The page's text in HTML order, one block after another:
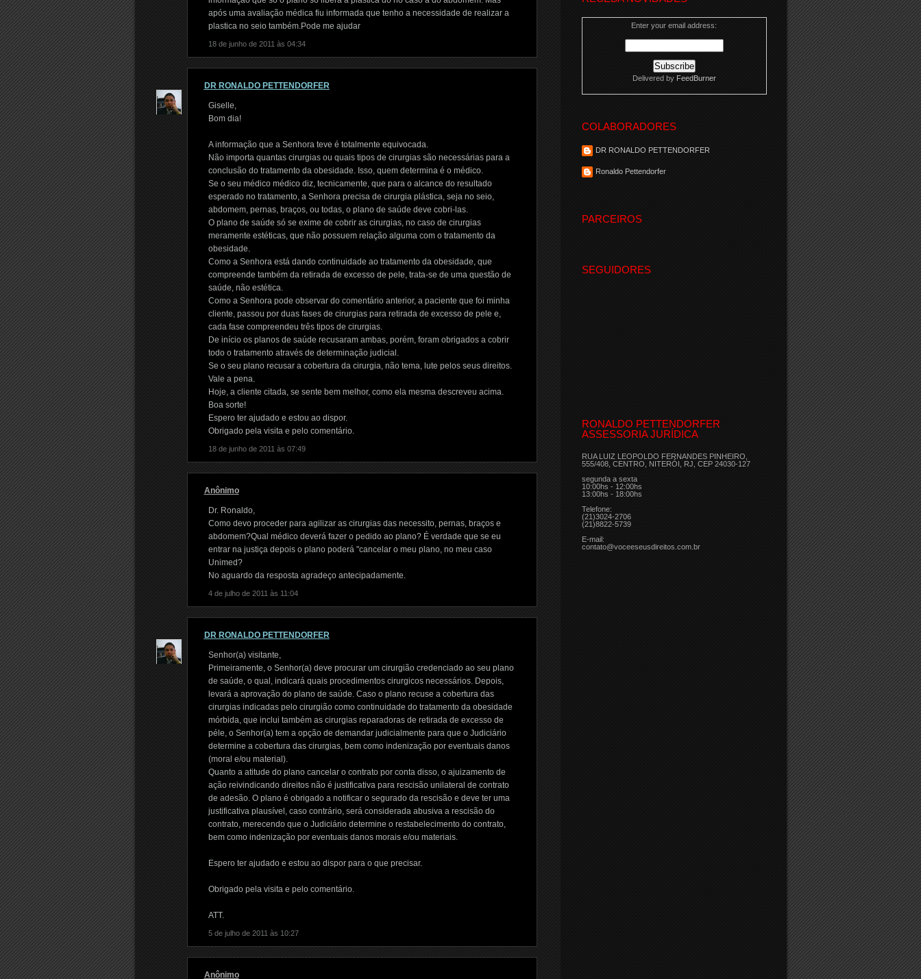
após uma avaliação médica fiu informada que tenho a necessidade de realizar a
plastica no seio também.Pode me ajudar
18 de junho de 2011 às 04:34
DR RONALDO PETTENDORFER
Giselle,
Bom dia!
A informação que a Senhora teve é totalmente equivocada.
Não importa quantas cirurgias ou quais tipos de cirurgias são necessárias para a
conclusão do tratamento da obesidade. Isso, quem determina é o médico.
Se o seu médico médico diz, tecnicamente, que para o alcance do resultado
esperado no tratamento, a Senhora precisa de cirurgia plástica, seja no seio,
abdomem, pernas, braços, ou todas, o plano de saúde deve cobri-las.
O plano de saúde só se exime de cobrir as cirurgias, no caso de cirurgias
meramente estéticas, que não possuem relação alguma com o tratamento da
obesidade.
Como a Senhora está dando continuidade ao tratamento da obesidade, que
compreende também da retirada de excesso de pele, trata-se de uma questão de
saúde, não estética.
Como a Senhora pode observar do comentário anterior, a paciente que foi minha
cliente, passou por duas fases de cirurgias para retirada de excesso de pele e,
cada fase compreendeu três tipos de cirurgias.
De início os planos de saúde recusaram ambas, porém, foram obrigados a cobrir
todo o tratamento através de determinação judicial.
Se o seu plano recusar a cobertura da cirurgia, não tema, lute pelos seus direitos.
Vale a pena.
Hoje, a cliente citada, se sente bem melhor, como ela mesma descreveu acima.
Boa sorte!
Espero ter ajudado e estou ao dispor.
Obrigado pela visita e pelo comentário.
18 de junho de 2011 às 07:49
Anônimo
Dr. Ronaldo,
Como devo proceder para agilizar as cirurgias das necessito, pernas, braços e
abdomem?Qual médico deverá fazer o pedido ao plano? É verdade que se eu
entrar na justiça depois o plano poderá "cancelar o meu plano, no meu caso
Unimed?
No aguardo da resposta agradeço antecipadamente.
4 de julho de 2011 às 11:04
DR RONALDO PETTENDORFER
Senhor(a) visitante,
Primeiramente, o Senhor(a) deve procurar um cirurgião credenciado ao seu plano
de saúde, o qual, indicará quais procedimentos cirurgicos necessários. Depois,
levará a aprovação do plano de saúde. Caso o plano recuse a cobertura das
cirurgias indicadas pelo cirurgião como continuidade do tratamento da obesidade
mórbida, que inclui também as cirurgias reparadoras de retirada de excesso de
péle, o Senhor(a) tem a opção de demandar judicialmente para que o Judiciário
determine a cobertura das cirurgias, bem como indenização por eventuais danos
(moral e/ou material).
Quanto a atitude do plano cancelar o contrato por conta disso, o ajuizamento de
ação reivindicando direitos não é justificativa para rescisão unilateral de contrato
de adesão. O plano é obrigado a notificar o segurado da rescisão e deve ter uma
justificativa plausível, caso contrário, será considerada abusiva a rescisão do
contrato, merecendo que o Judiciário determine o restabelecimento do contrato,
bem como indenização por eventuais danos morais e/ou materiais.
Espero ter ajudado e estou ao dispor para o que precisar.
Obrigado pela visita e pelo comentário.
ATT.
5 de julho de 2011 às 10:27
Anônimo
Enter your email address:
Delivered by FeedBurner
COLABORADORES
DR RONALDO PETTENDORFER
Ronaldo Pettendorfer
PARCEIROS
SEGUIDORES
RONALDO PETTENDORFER
ASSESSORIA JURÍDICA
RUA LUIZ LEOPOLDO FERNANDES PINHEIRO,
555/408, CENTRO, NITERÓI, RJ, CEP 24030-127
segunda a sexta
10:00hs - 12:00hs
13:00hs - 18:00hs
Telefone:
(21)3024-2706
(21)8822-5739
E-mail:
contato@voceeseusdireitos.com.br